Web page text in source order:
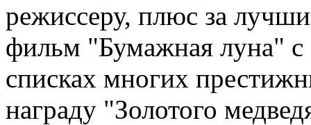
режиссеру, плюс за
фильм "Бумажная луна"
списках многих
награду "Золотого